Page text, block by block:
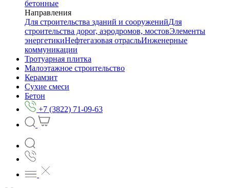
бетонные
Направления
Для строительства зданий и сооруженийДля
строительства дорог, аэродромов, мостовЭлементы
энергетикиНефтегазовая отрасльИнженерные
коммуникации
Тротуарная плитка
Малоэтажное строительство
Керамзит
Сухие смеси
Бетон
+7 (3822) 71-09-63